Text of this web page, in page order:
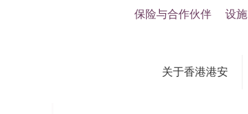
关于香港港安
保险与合作伙伴 设施